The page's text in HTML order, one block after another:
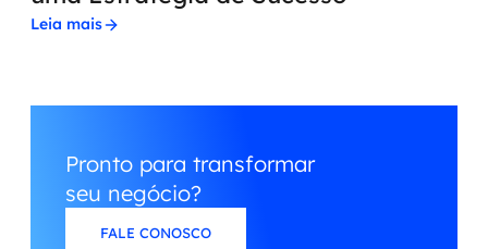
Leia mais
Pronto para transformar
seu negócio?
FALE CONOSCO